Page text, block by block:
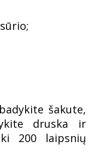
šakute,
druska ir
200 laipsnių